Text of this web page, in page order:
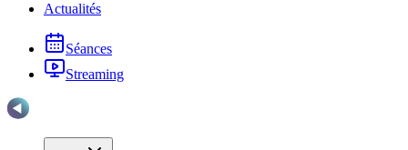
Actualités
Séances
Streaming